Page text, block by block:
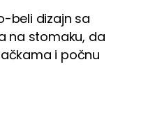
beli dizajn sa
na stomaku, da
i počnu